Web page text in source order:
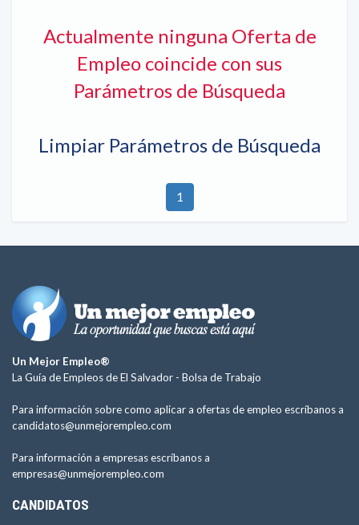
Actualmente ninguna Oferta de
Empleo coincide con sus
Parámetros de Búsqueda
Limpiar Parámetros de Búsqueda
1
Un Mejor Empleo®
La Guía de Empleos de El Salvador - Bolsa de Trabajo
Para información sobre como aplicar a ofertas de empleo escríbanos a
candidatos@unmejorempleo.com
Para información a empresas escríbanos a
empresas@unmejorempleo.com
CANDIDATOS